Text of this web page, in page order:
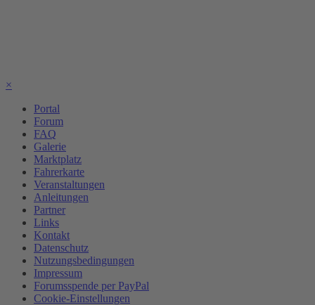
×
Portal
Forum
FAQ
Galerie
Marktplatz
Fahrerkarte
Veranstaltungen
Anleitungen
Partner
Links
Kontakt
Datenschutz
Nutzungsbedingungen
Impressum
Forumsspende per PayPal
Cookie-Einstellungen